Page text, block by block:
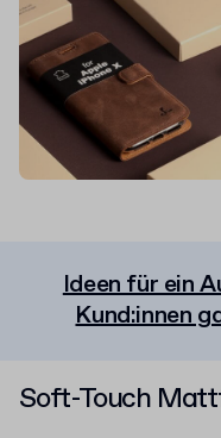
Ideen für ein
Kund:innen
Soft-Touch